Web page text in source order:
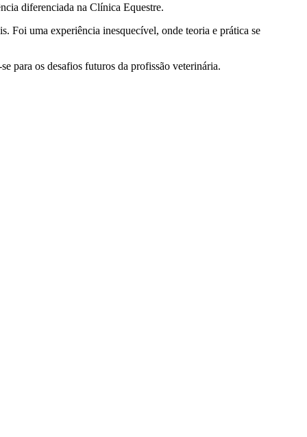
diferenciada na Clínica Equestre.
Foi uma experiência inesquecível, onde teoria e prática se
para os desafios futuros da profissão veterinária.